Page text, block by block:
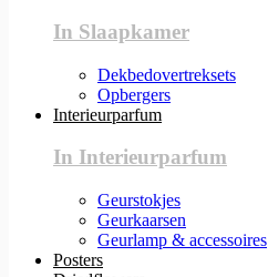
In Slaapkamer
Dekbedovertreksets
Opbergers
Interieurparfum
In Interieurparfum
Geurstokjes
Geurkaarsen
Geurlamp & accessoires
Posters